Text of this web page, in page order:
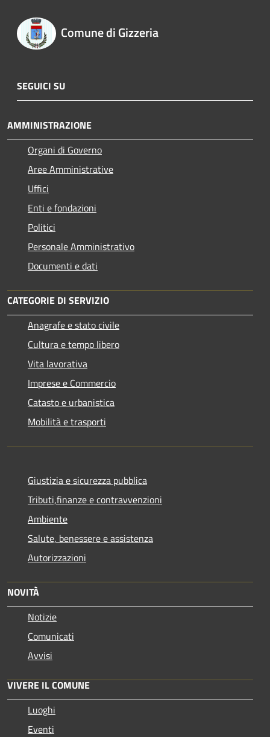
Comune di Gizzeria
SEGUICI SU
AMMINISTRAZIONE
Organi di Governo
Aree Amministrative
Uffici
Enti e fondazioni
Politici
Personale Amministrativo
Documenti e dati
CATEGORIE DI SERVIZIO
Anagrafe e stato civile
Cultura e tempo libero
Vita lavorativa
Imprese e Commercio
Catasto e urbanistica
Mobilità e trasporti
Giustizia e sicurezza pubblica
Tributi,finanze e contravvenzioni
Ambiente
Salute, benessere e assistenza
Autorizzazioni
NOVITÀ
Notizie
Comunicati
Avvisi
VIVERE IL COMUNE
Luoghi
Eventi